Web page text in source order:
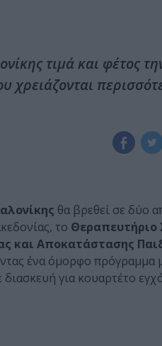
τιμά και φέτος
θα βρεθεί σε δύο
το Θεραπευτήριο
και Αποκατάστασης
ένα όμορφο πρόγραμμα
διασκευή για κουαρτέτο